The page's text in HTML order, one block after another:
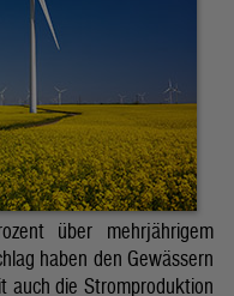
über mehrjährigem
haben den Gewässern
auch die Stromproduktion